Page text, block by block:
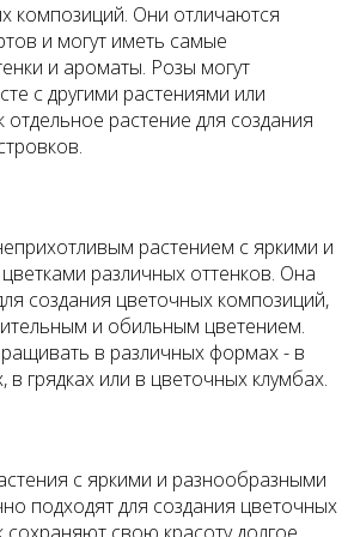
композиций. Они отличаются
и могут иметь самые
и ароматы. Розы могут
с другими растениями или
отдельное растение для создания
растением с яркими и
различных оттенков. Она
создания цветочных композиций,
и обильным цветением.
в различных формах - в
грядках или в цветочных клумбах.
с яркими и разнообразными
подходят для создания цветочных